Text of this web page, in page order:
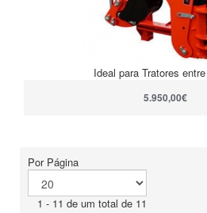
Ideal para Tratores
5.950,00€
Por Página
1 - 11 de um total de 11